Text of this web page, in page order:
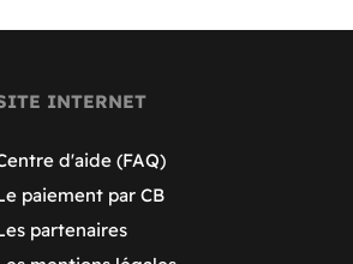
INTERNET
d'aide (FAQ)
paiement par CB
partenaires